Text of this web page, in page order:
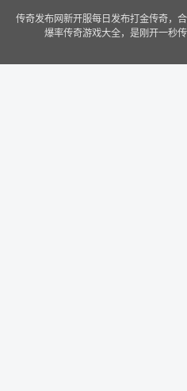
传奇发布网新开服每日发布打金传奇，
爆率传奇游戏大全，是刚开一秒